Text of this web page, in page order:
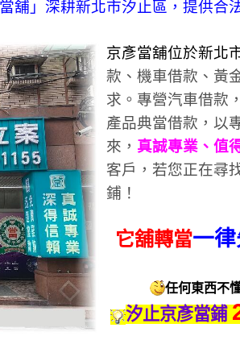
舖」深耕新北市汐止區，提供合
京彥當舖位於新北
款、機車借款、黃
求。 專營汽車借款
產品典當借款，以
來， 真誠專業、值
客戶， 若您正在尋
鋪！
它舖轉當一
任何東西不
汐止京彥當鋪